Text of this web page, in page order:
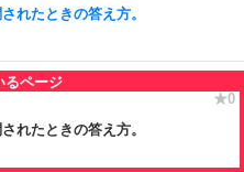
れたときの答え方。
れたときの答え方。